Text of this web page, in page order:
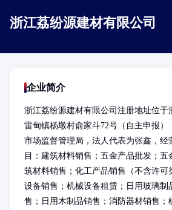
浙江荔纷源建材有限公司
企业简介
浙江荔纷源建材有限公司注册地址位于
雷甸镇杨墩村俞家斗72号（自主申报）
市场监督管理局，法人代表为张鑫，经
目：建筑材料销售；五金产品批发；五
筑材料销售；化工产品销售（不含许可
设备销售；机械设备租赁；日用玻璃制
售；日用木制品销售；消防器材销售；